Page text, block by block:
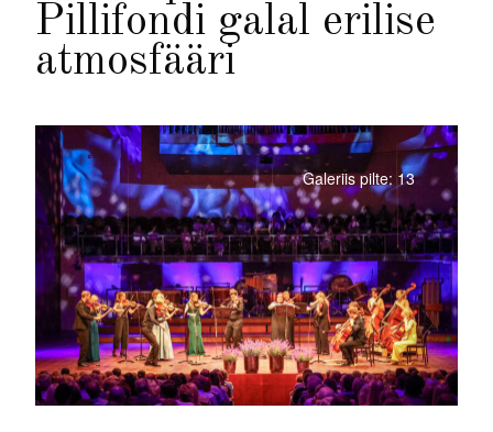
Pillifondi galal erilise
atmosfääri
Galeriis pilte: 13